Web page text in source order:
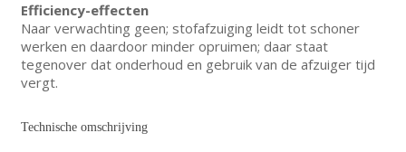
Efficiency-effecten
Naar verwachting geen; stofafzuiging leidt tot schoner
werken en daardoor minder opruimen; daar staat
tegenover dat onderhoud en gebruik van de afzuiger tijd
vergt.
Technische omschrijving